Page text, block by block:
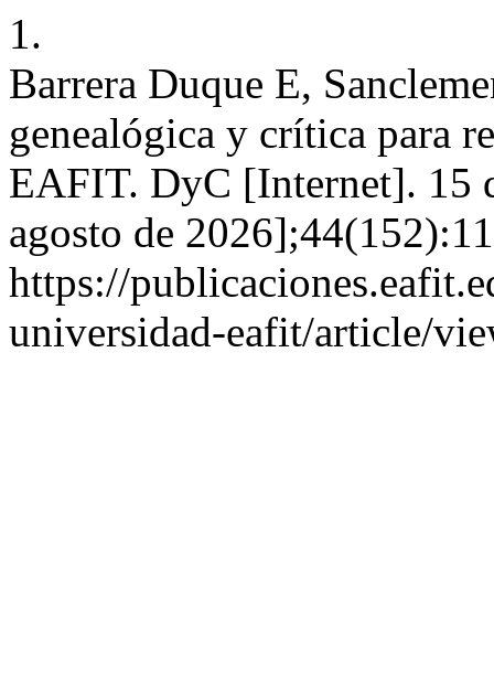
1.
Barrera Duque E,
genealógica y crítica para
EAFIT. DyC [Internet]. 15
agosto de
https://
universidad-eafit/article/